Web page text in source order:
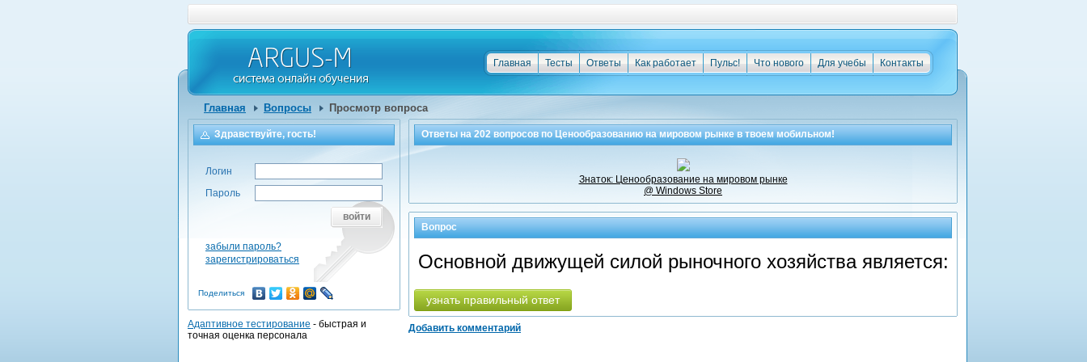
Контакты
Для учебы
Что нового
Пульс!
Как работает
Ответы
Тесты
Главная
Главная Вопросы Просмотр вопроса
Ответы на202вопросов поЦенообразованию на мировом рынкев твоем мобильном!
Знаток: Ценообразование на мировом рынке
@ Windows Store
Вопрос
Основной движущей силой рыночного хозяйства является:
узнать правильный ответ
Добавить комментарий
Здравствуйте, гость!
Логин
Пароль
войти
забыли пароль?
зарегистрироваться
Поделиться
Адаптивное тестирование - быстрая и
точная оценка персонала